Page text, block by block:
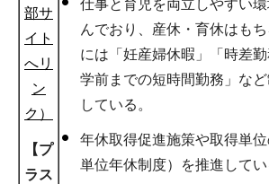
部サ
イト
へリ
ン
ク）
【プ
ラス
仕事と育児を両立しやすい
んでおり、産休・育休はも
には「妊産婦休暇」「時差
学前までの短時間勤務」な
している。
年休取得促進施策や取得単
単位年休制度）を推進してい